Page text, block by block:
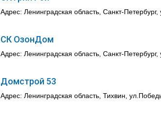
Адрес: Ленинградская область, Санкт-
СК ОзонДом
Адрес: Ленинградская область, Санкт-
Домстрой 53
Адрес: Ленинградская область, Тихвин,